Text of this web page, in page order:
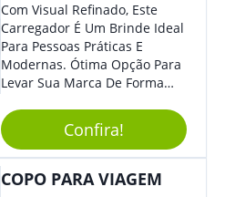
Com Visual Refinado, Este
Carregador É Um Brinde Ideal
Para Pessoas Práticas E
Modernas. Ótima Opção Para
Levar Sua Marca De Forma
Sua Empresa Em Eventos,
Reuniões Corporativas Ou Até
Mesmo Para Presentear
Colaboradores E Parceiros De
Confira!
COPO PARA VIAGEM